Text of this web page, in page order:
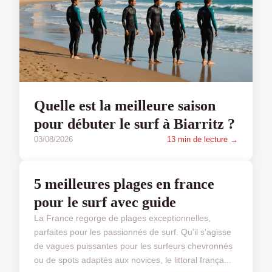
Quelle est la meilleure saison
pour débuter le surf à Biarritz ?
03/08/2026 13 min de lecture →
5 meilleures plages en france
pour le surf avec guide
La France regorge de plages exceptionnelles,
parfaites pour les passionnés de surf. Qu'il s'agisse
de vagues puissantes pour les surfeurs chevronnés
ou de spots adaptés aux novices, le littoral frança...